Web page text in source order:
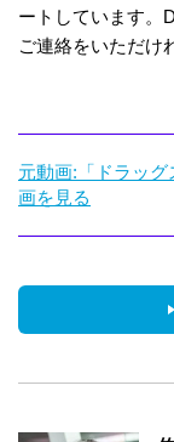
ートしています。
ご連絡をいただけ
元動画:「ドラッ
画を見る